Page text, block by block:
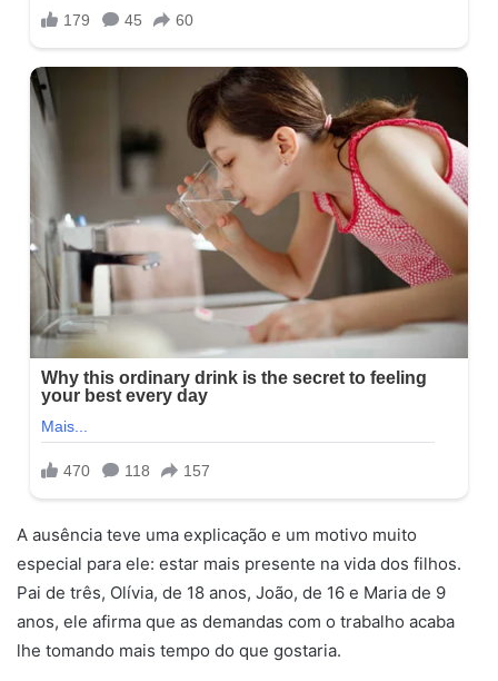
A ausência teve uma explicação e um motivo muito
especial para ele: estar mais presente na vida dos filhos.
Pai de três, Olívia, de 18 anos, João, de 16 e Maria de 9
anos, ele afirma que as demandas com o trabalho acaba
lhe tomando mais tempo do que gostaria.